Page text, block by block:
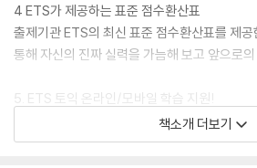
4 ETS가 제공하는 표준 점수환산표
출제기관 ETS의 최신 표준 점수환산표를 제
통해 자신의 진짜 실력을 가늠해 보고 앞으로
5. ETS 토익 온라인/모바일 학습 지원!
온라인 학습 커뮤니티
및 학습 콘텐츠, 정기시험 대비특강을 지원한
책소개 더보기